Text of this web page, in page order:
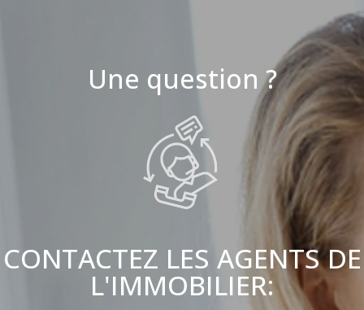
Une question ?
CONTACTEZ LES AGENTS DE
L'IMMOBILIER: